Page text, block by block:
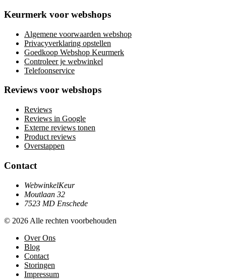
Keurmerk voor webshops
Algemene voorwaarden webshop
Privacyverklaring opstellen
Goedkoop Webshop Keurmerk
Controleer je webwinkel
Telefoonservice
Reviews voor webshops
Reviews
Reviews in Google
Externe reviews tonen
Product reviews
Overstappen
Contact
WebwinkelKeur
Moutlaan 32
7523 MD Enschede
© 2026 Alle rechten voorbehouden
Over Ons
Blog
Contact
Storingen
Impressum